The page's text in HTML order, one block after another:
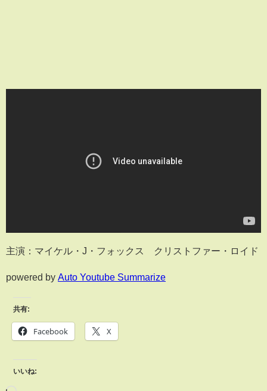
主演：マイケル・J・フォックス クリストファー・ロイド
powered by Auto Youtube Summarize
共有:
Facebook X
いいね: